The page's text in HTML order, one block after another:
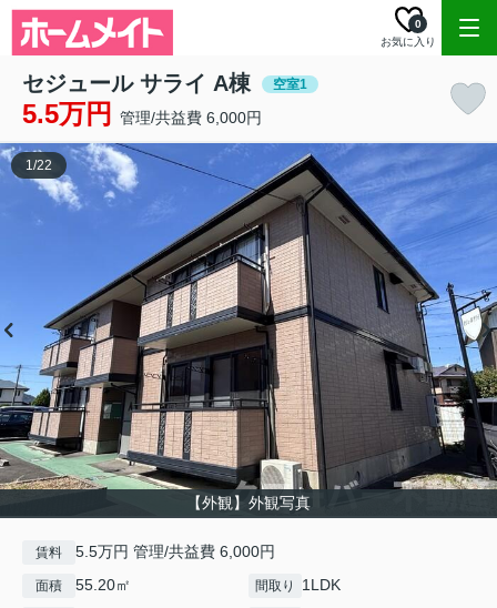
お気に入り
0
セジュール サライ A棟 空室1
5.5万円 管理/共益費 6,000円
【外観】外観写真
1/22
賃料 5.5万円 管理/共益費 6,000円
面積 55.20㎡ 間取り 1LDK